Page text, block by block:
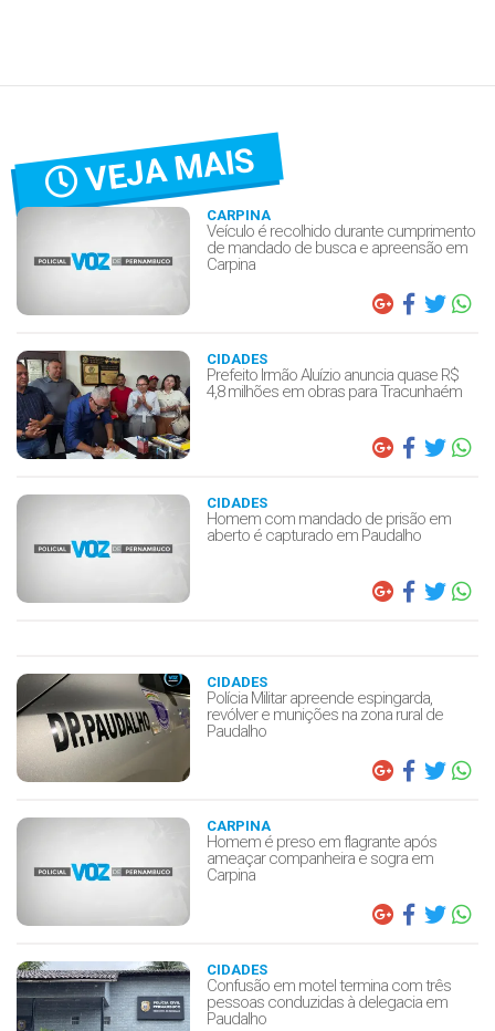
VEJA MAIS
CARPINA
Veículo é recolhido durante cumprimento
de mandado de busca e apreensão em
Carpina
CIDADES
Prefeito Irmão Aluízio anuncia quase R$
4,8 milhões em obras para Tracunhaém
CIDADES
Homem com mandado de prisão em
aberto é capturado em Paudalho
CIDADES
Polícia Militar apreende espingarda,
revólver e munições na zona rural de
Paudalho
CARPINA
Homem é preso em flagrante após
ameaçar companheira e sogra em
Carpina
CIDADES
Confusão em motel termina com três
pessoas conduzidas à delegacia em
Paudalho